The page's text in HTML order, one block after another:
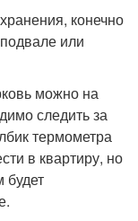
конечно
или
можно на
следить за
термометра
в квартиру, но
будет